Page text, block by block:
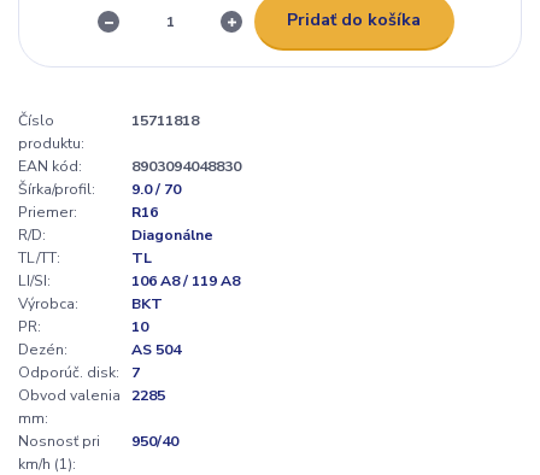
Pridať do košíka
Číslo
produktu:
15711818
EAN kód:
8903094048830
Šírka/profil:
9.0 / 70
Priemer:
R16
R/D:
Diagonálne
TL/TT:
TL
LI/SI:
106 A8 / 119 A8
Výrobca:
BKT
PR:
10
Dezén:
AS 504
Odporúč. disk:
7
Obvod valenia
mm:
2285
Nosnosť pri
km/h (1):
950/40